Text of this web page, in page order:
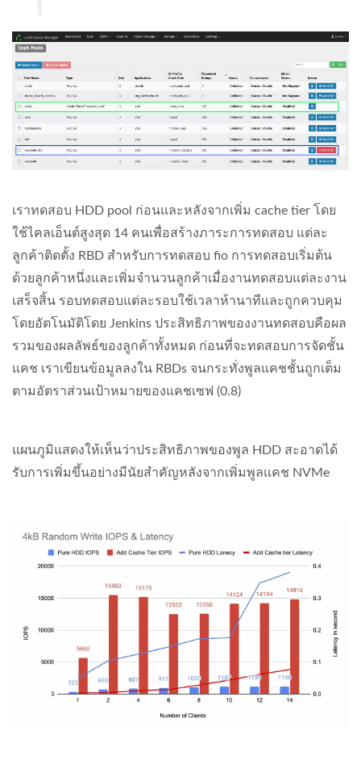
เราทดสอบ HDD pool ก่อนและหลังจากเพิ่ม cache tier โดย
ใช้ไคลเอ็นต์สูงสุด 14 คนเพื่อสร้างภาระการทดสอบ แต่ละ
ลูกค้าติดตั้ง RBD สำหรับการทดสอบ fio การทดสอบเริ่มต้น
ด้วยลูกค้าหนึ่งและเพิ่มจำนวนลูกค้าเมื่องานทดสอบแต่ละงาน
เสร็จสิ้น รอบทดสอบแต่ละรอบใช้เวลาห้านาทีและถูกควบคุม
โดยอัตโนมัติโดย Jenkins ประสิทธิภาพของงานทดสอบคือผล
รวมของผลลัพธ์ของลูกค้าทั้งหมด ก่อนที่จะทดสอบการจัดชั้น
แคช เราเขียนข้อมูลลงใน RBDs จนกระทั่งพูลแคชชั้นถูกเต็ม
ตามอัตราส่วนเป้าหมายของแคชเซฟ (0.8)
แผนภูมิแสดงให้เห็นว่าประสิทธิภาพของพูล HDD สะอาดได้
รับการเพิ่มขึ้นอย่างมีนัยสำคัญหลังจากเพิ่มพูลแคช NVMe